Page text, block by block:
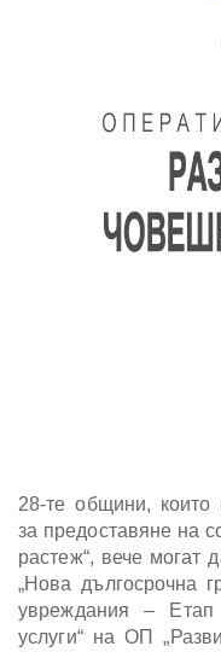
28-те общини, които
за предоставяне на
растеж“, вече могат
„Нова дългосрочна
увреждания –
услуги“ на ОП